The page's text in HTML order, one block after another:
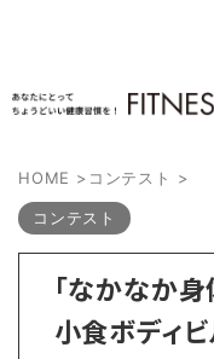
HOME > コンテスト >
コンテスト
「なかなか
小食ボディ